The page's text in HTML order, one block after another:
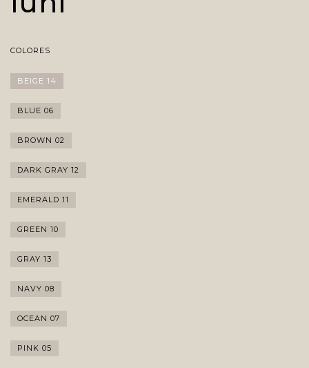
COLORES
BEIGE 14
BLUE 06
BROWN 02
DARK GRAY 12
EMERALD 11
GREEN 10
GRAY 13
NAVY 08
OCEAN 07
PINK 05